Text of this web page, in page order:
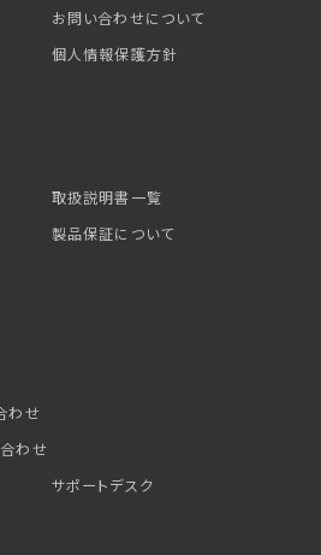
お問い合わせについて
個人情報保護方針
取扱説明書一覧
製品保証について
わせ
わせ
サポートデスク